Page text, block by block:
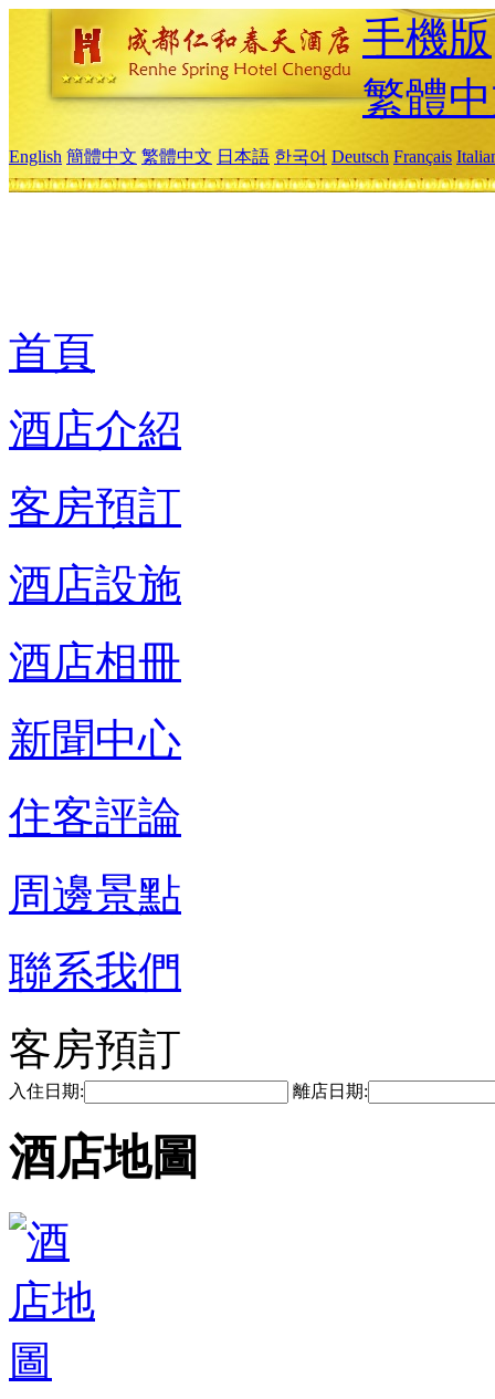
手機版
繁體
English 簡體中文 繁體中文 日本語 한국어 Deutsch Français
首頁
酒店介紹
客房預訂
酒店設施
酒店相冊
新聞中心
住客評論
周邊景點
聯系我們
客房預訂
入住日期: 離店日期:
酒店地圖